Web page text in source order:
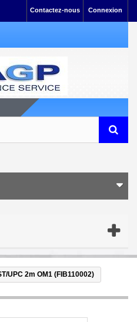
Connexion
Contactez-nous
UPC 2m OM1 (FIB110002)